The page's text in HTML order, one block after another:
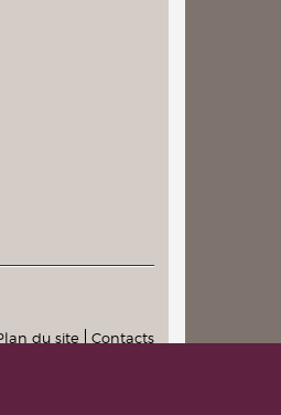
du site Contacts